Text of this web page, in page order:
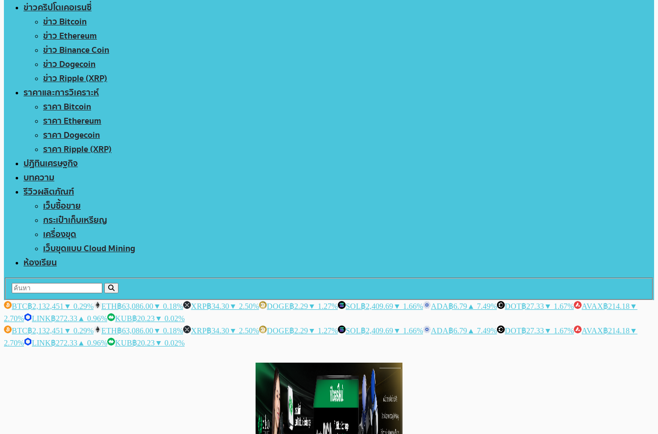
ข่าวคริปโตเคอเรนซี่
ข่าว Bitcoin
ข่าว Ethereum
ข่าว Binance Coin
ข่าว Dogecoin
ข่าว Ripple (XRP)
ราคาและการวิเคราะห์
ราคา Bitcoin
ราคา Ethereum
ราคา Dogecoin
ราคา Ripple (XRP)
ปฏิทินเศรษฐกิจ
บทความ
รีวิวผลิตภัณฑ์
เว็บซื้อขาย
กระเป๋าเก็บเหรียญ
เครื่องขุด
เว็บขุดแบบ Cloud Mining
ห้องเรียน
BTC฿2,132,451 ▼ 0.29% ETH฿63,086.00▼ 0.18% XRP฿34.30▼ 2.50% DOGE฿2.29▼ 1.27% SOL฿2,409.69▼ 1.66% ADA฿6.79 ▲ 7.49% DOT฿27.33▼ 1.67% AVAX฿214.18▼
2.70%
LINK฿272.33 ▲ 0.96% KUB฿20.23▼ 0.02%
BTC฿2,132,451 ▼ 0.29% ETH฿63,086.00▼ 0.18% XRP฿34.30▼ 2.50% DOGE฿2.29▼ 1.27% SOL฿2,409.69▼ 1.66% ADA฿6.79 ▲ 7.49% DOT฿27.33▼ 1.67% AVAX฿214.18▼
2.70%
LINK฿272.33 ▲ 0.96% KUB฿20.23▼ 0.02%